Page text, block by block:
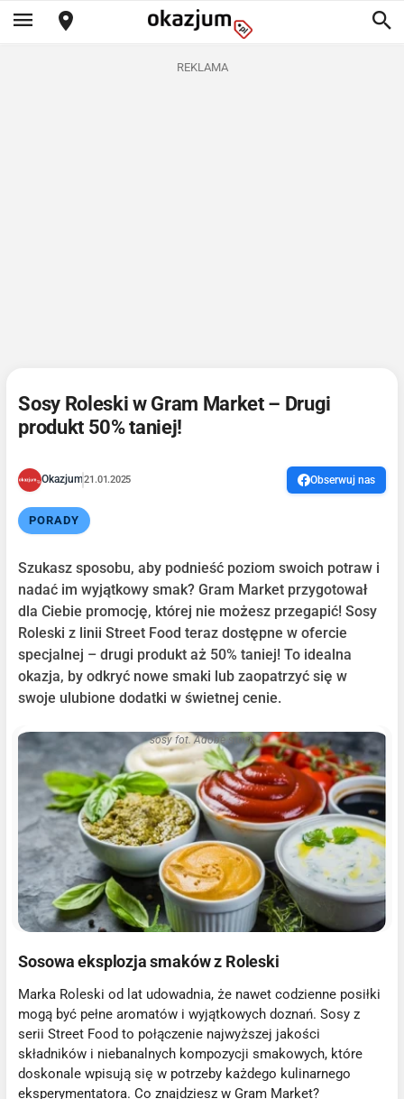
REKLAMA
Sosy Roleski w Gram Market – Drugi
produkt 50% taniej!
Okazjum21.01.2025 Obserwuj nas
PORADY
Szukasz sposobu, aby podnieść poziom swoich potraw i
nadać im wyjątkowy smak? Gram Market przygotował
dla Ciebie promocję, której nie możesz przegapić! Sosy
Roleski z linii Street Food teraz dostępne w ofercie
specjalnej – drugi produkt aż 50% taniej! To idealna
okazja, by odkryć nowe smaki lub zaopatrzyć się w
swoje ulubione dodatki w świetnej cenie.
sosy fot. Adobe stock
Sosowa eksplozja smaków z Roleski
Marka Roleski od lat udowadnia, że nawet codzienne posiłki
mogą być pełne aromatów i wyjątkowych doznań. Sosy z
serii Street Food to połączenie najwyższej jakości
składników i niebanalnych kompozycji smakowych, które
doskonale wpisują się w potrzeby każdego kulinarnego
eksperymentatora. Co znajdziesz w Gram Market?